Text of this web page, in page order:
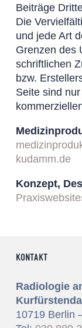
Beiträge
Die
und jede Art
Grenzen des
schriftlichen
bzw.
Seite sind
kudamm.de
Konzept,
KONTAKT
Radiologie
10719 Berlin